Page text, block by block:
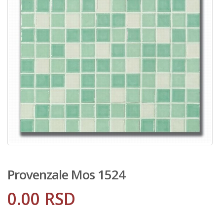
Provenzale Mos 1524
0.00 RSD